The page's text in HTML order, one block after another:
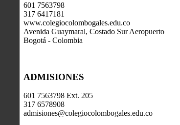
601 7563798
317 6417181
www.colegiocolombogales.edu.co
Avenida Guaymaral, Costado Sur Aeropuerto
Bogotá - Colombia
ADMISIONES
601 7563798 Ext. 205
317 6578908
admisiones@colegiocolombogales.edu.co